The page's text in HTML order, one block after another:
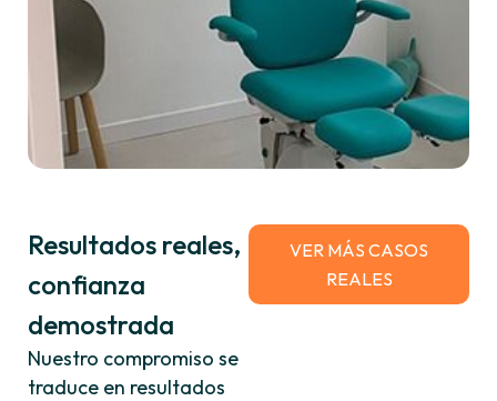
Resultados reales,
confianza
demostrada
Nuestro compromiso se
traduce en resultados
VER MÁS CASOS
REALES